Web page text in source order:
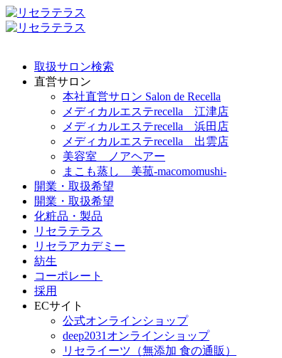
取扱サロン検索
直営サロン
本社直営サロン Salon de Recella
メディカルエステrecella 江津店
メディカルエステrecella 浜田店
メディカルエステrecella 出雲店
美容室 ノアヘアー
まこも蒸し 美菰-macomomushi-
開業・取扱希望
開業・取扱希望
化粧品・製品
リセラテラス
リセラアカデミー
紡生
コーポレート
採用
ECサイト
公式オンラインショップ
deep2031オンラインショップ
リセライーツ （無添加 食の通販）